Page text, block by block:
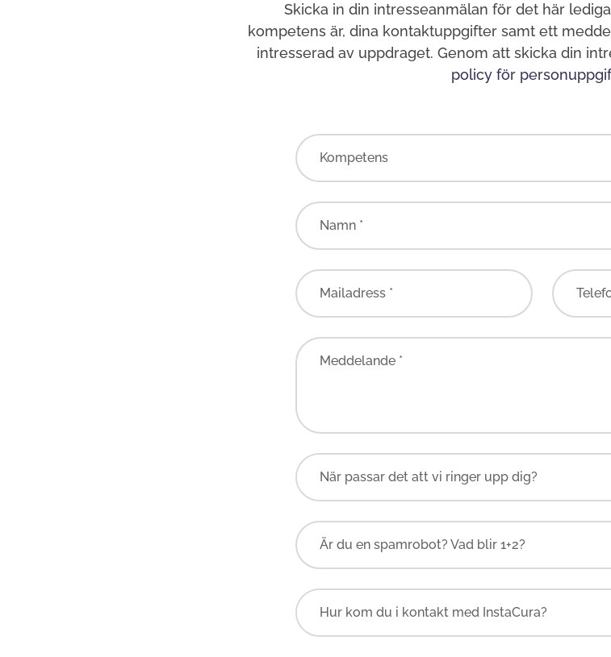
Skicka in din intresseanmälan för det här
kompetens är, dina kontaktuppgifter samt ett
intresserad av uppdraget. Genom att skicka din
policy för
Kompetens
Namn *
Mailadress *
Meddelande *
Är du en spamrobot? Vad blir 1+2?